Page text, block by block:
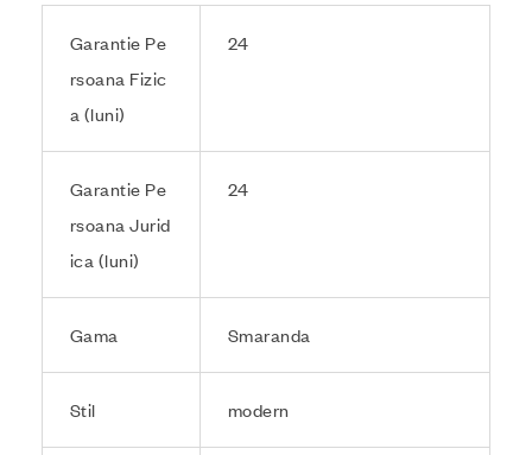
Garantie Pe
rsoana Fizic
a (luni)
24
Garantie Pe
rsoana Jurid
ica (luni)
24
Gama Smaranda
Stil modern